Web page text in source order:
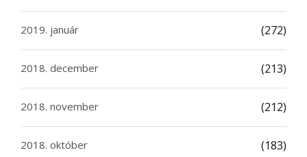
2019. január (272)
2018. december (213)
2018. november (212)
2018. október (183)